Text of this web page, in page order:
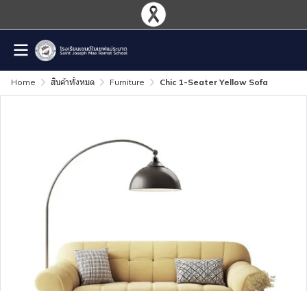
Home สินค้าทั้งหมด Furniture Chic 1-Seater Yellow Sofa